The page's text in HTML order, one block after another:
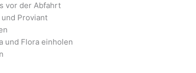
vor der Abfahrt
Proviant
und Flora einholen